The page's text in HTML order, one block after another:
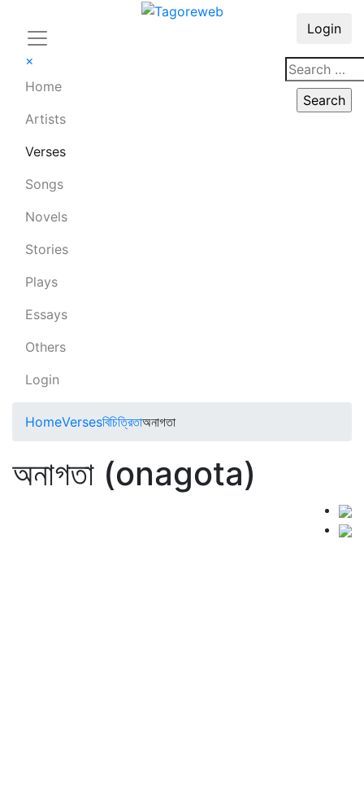
×
Home
Artists
Verses
Songs
Novels
Stories
Plays
Essays
Others
Login
Login
HomeVersesবিচিত্রিতাঅনাগতা
অনাগতা (onagota)